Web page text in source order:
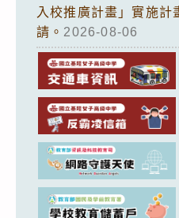
入校推廣計畫」實施計
請。 2026-08-06